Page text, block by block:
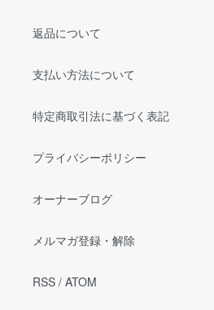
返品について
支払い方法について
特定商取引法に基づく表記
プライバシーポリシー
オーナーブログ
メルマガ登録・解除
RSS / ATOM